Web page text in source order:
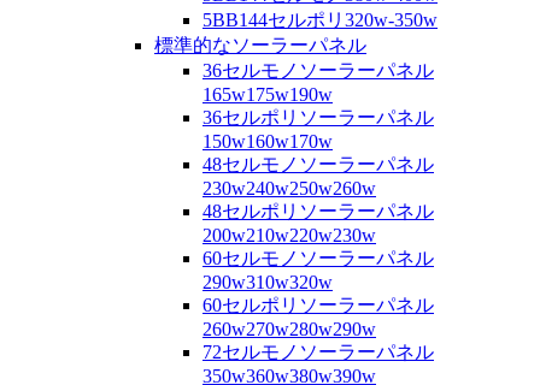
5BB144セルポリ320w-350w
標準的なソーラーパネル
36セルモノソーラーパネル
165w175w190w
36セルポリソーラーパネル
150w160w170w
48セルモノソーラーパネル
230w240w250w260w
48セルポリソーラーパネル
200w210w220w230w
60セルモノソーラーパネル
290w310w320w
60セルポリソーラーパネル
260w270w280w290w
72セルモノソーラーパネル
350w360w380w390w